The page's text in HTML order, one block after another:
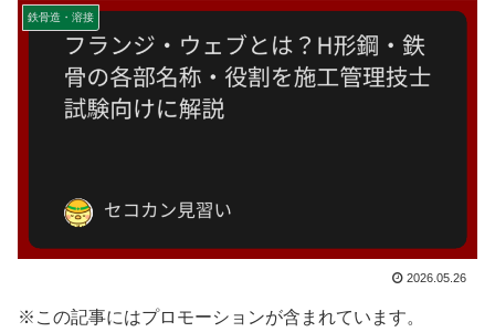
鉄骨造・溶接
2026.05.26
※この記事にはプロモーションが含まれています。